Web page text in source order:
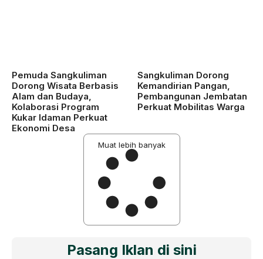
Pemuda Sangkuliman
Dorong Wisata Berbasis
Alam dan Budaya,
Kolaborasi Program
Kukar Idaman Perkuat
Ekonomi Desa
Sangkuliman Dorong
Kemandirian Pangan,
Pembangunan Jembatan
Perkuat Mobilitas Warga
Muat lebih banyak
Pasang Iklan di sini